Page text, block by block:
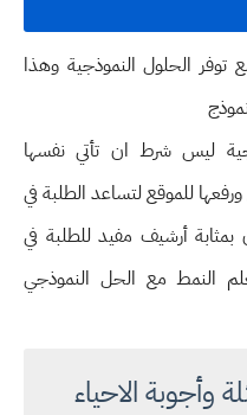
توفر الحلول النموذجية وهذا
ليس شرط ان تأتي نفسها
للموقع لتساعد الطلبة في
أرشيف مفيد للطلبة في
النمط مع الحل النموذجي
وأجوبة الاحياء